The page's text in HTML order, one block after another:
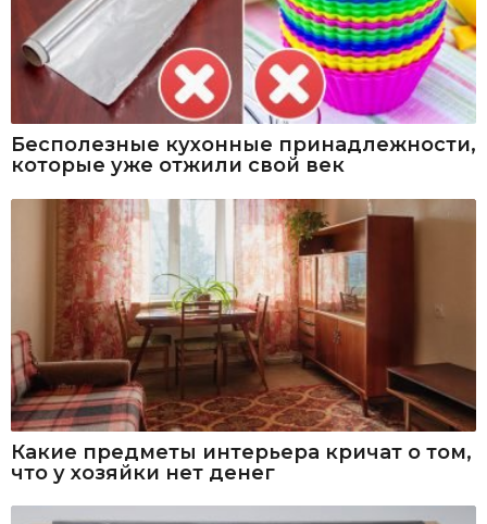
Бесполезные кухонные принадлежности,
которые уже отжили свой век
Какие предметы интерьера кричат о том,
что у хозяйки нет денег